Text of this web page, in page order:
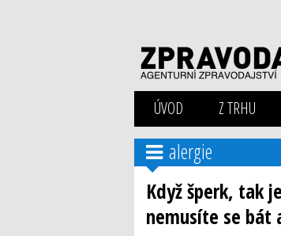
ÚVOD Z TRHU
alergie
Když šperk, tak
nemusíte se bát